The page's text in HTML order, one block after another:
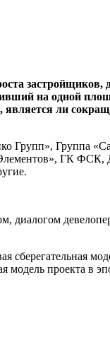
на одной
ли
Групп»,
ГК ФСК,
сберегательная
модель проекта в